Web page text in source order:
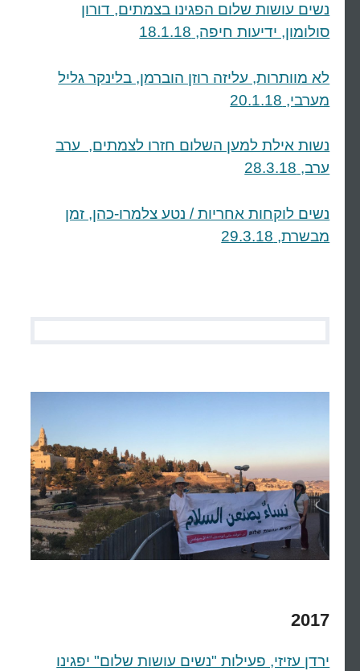
נשים עושות שלום הפגינו בצמתים, דורון
סולומון, ידיעות חיפה, 18.1.18
לא מוותרות, עליזה רוזן הוברמן, בלינקר גליל
מערבי, 20.1.18
נשות אילת למען השלום חזרו לצמתים, ערב
ערב, 28.3.18
נשים לוקחות אחריות / נטע צלמרו-כהן, זמן
מבשרת, 29.3.18
2017
ירדן עזיזי, פעילות "נשים עושות שלום" יפגינו